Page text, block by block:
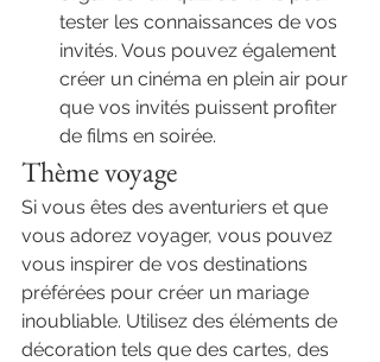
tester les connaissances de vos
invités. Vous pouvez également
créer un cinéma en plein air pour
que vos invités puissent profiter
de films en soirée.
Thème voyage
Si vous êtes des aventuriers et que
vous adorez voyager, vous pouvez
vous inspirer de vos destinations
préférées pour créer un mariage
inoubliable. Utilisez des éléments de
décoration tels que des cartes, des